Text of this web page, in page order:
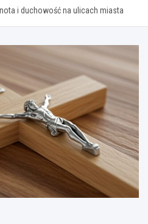
i duchowość na ulicach miasta